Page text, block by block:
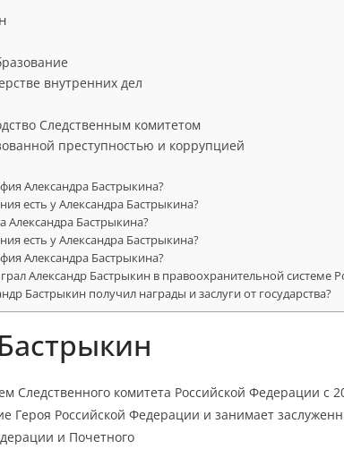
внутренних дел
Следственным комитетом
преступностью и коррупцией
Александра Бастрыкина?
есть у Александра Бастрыкина?
Александра Бастрыкина?
есть у Александра Бастрыкина?
Александра Бастрыкина?
Александр Бастрыкин в правоохранительной системе
Бастрыкин получил награды и заслуги от государства?
Следственного комитета Российской Федерации с
Героя Российской Федерации и занимает
и Почетного